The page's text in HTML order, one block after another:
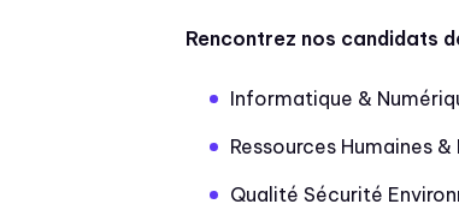
Rencontrez nos candidats
Informatique &
Ressources Humaines
Qualité Sécurité